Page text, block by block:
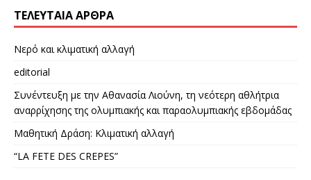
ΤΕΛΕΥΤΑΊΑ ΆΡΘΡΑ
Νερό και κλιματική αλλαγή
editorial
Συνέντευξη με την Αθανασία Λιούνη, τη νεότερη αθλήτρια
αναρρίχησης της ολυμπιακής και παραολυμπιακής εβδομάδας
Μαθητική Δράση: Κλιματική αλλαγή
“LA FETE DES CREPES”